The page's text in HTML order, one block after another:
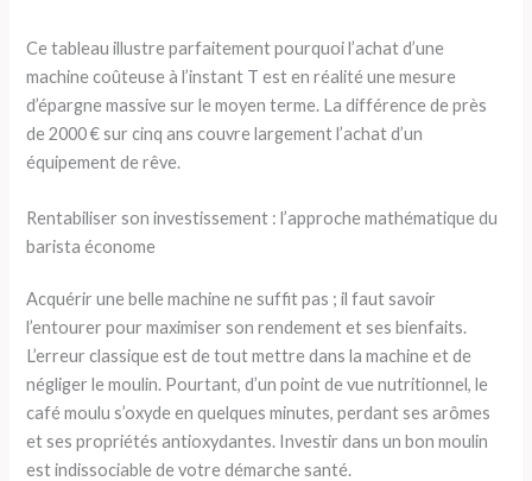
Ce tableau illustre parfaitement pourquoi l’achat d’une
machine coûteuse à l’instant T est en réalité une mesure
d’épargne massive sur le moyen terme. La différence de près
de 2000 € sur cinq ans couvre largement l’achat d’un
équipement de rêve.
Rentabiliser son investissement : l’approche mathématique du
barista économe
Acquérir une belle machine ne suffit pas ; il faut savoir
l’entourer pour maximiser son rendement et ses bienfaits.
L’erreur classique est de tout mettre dans la machine et de
négliger le moulin. Pourtant, d’un point de vue nutritionnel, le
café moulu s’oxyde en quelques minutes, perdant ses arômes
et ses propriétés antioxydantes. Investir dans un bon moulin
est indissociable de votre démarche santé.